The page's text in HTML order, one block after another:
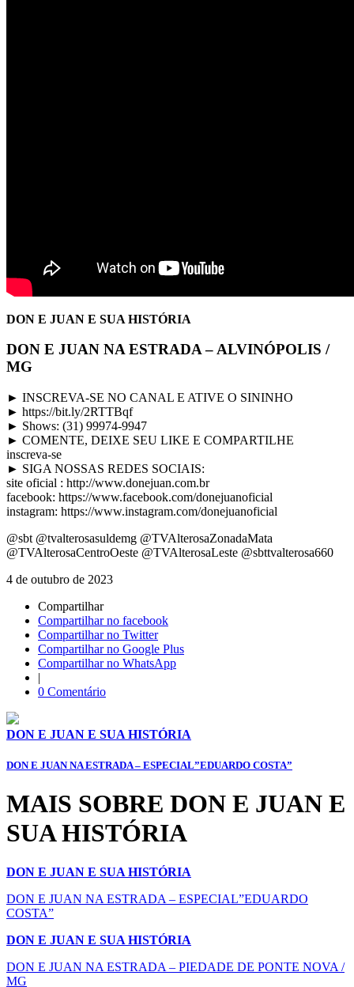
DON E JUAN E SUA HISTÓRIA
DON E JUAN NA ESTRADA – ALVINÓPOLIS /
MG
► INSCREVA-SE NO CANAL E ATIVE O SININHO
► https://bit.ly/2RTTBqf
► Shows: (31) 99974-9947
► COMENTE, DEIXE SEU LIKE E COMPARTILHE
inscreva-se
► SIGA NOSSAS REDES SOCIAIS:
site oficial : http://www.donejuan.com.br
facebook: https://www.facebook.com/donejuanoficial
instagram: https://www.instagram.com/donejuanoficial
@sbt @tvalterosasuldemg @TVAlterosaZonadaMata
@TVAlterosaCentroOeste @TVAlterosaLeste @sbttvalterosa660
4 de outubro de 2023
Compartilhar
Compartilhar no facebook
Compartilhar no Twitter
Compartilhar no Google Plus
Compartilhar no WhatsApp
|
0 Comentário
DON E JUAN E SUA HISTÓRIA
DON E JUAN NA ESTRADA – ESPECIAL”EDUARDO COSTA”
MAIS SOBRE DON E JUAN E
SUA HISTÓRIA
DON E JUAN E SUA HISTÓRIA
DON E JUAN NA ESTRADA – ESPECIAL”EDUARDO
COSTA”
DON E JUAN E SUA HISTÓRIA
DON E JUAN NA ESTRADA – PIEDADE DE PONTE NOVA /
MG